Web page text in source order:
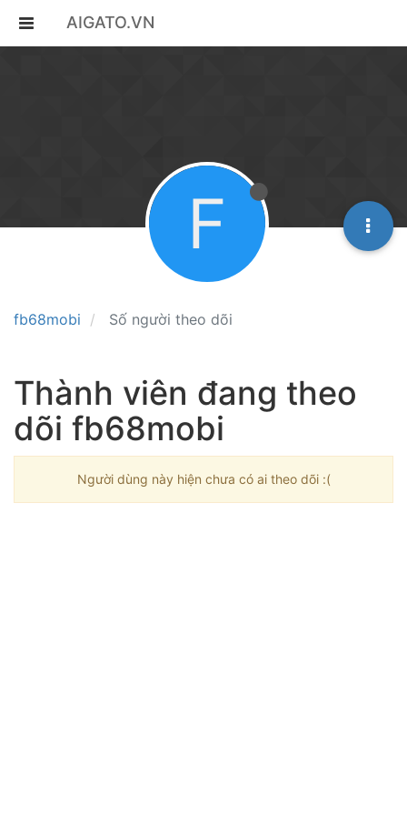
AIGATO.VN
fb68mobi Số người theo dõi
F
Thành viên đang theo
dõi fb68mobi
Người dùng này hiện chưa có ai theo dõi :(